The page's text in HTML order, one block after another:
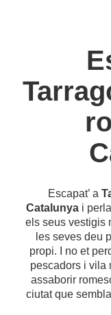
Escapat’ a
Catalunya i
els seus vestigis
les seves deu
propi. I no et
pescadors i vila
assaborir
ciutat que